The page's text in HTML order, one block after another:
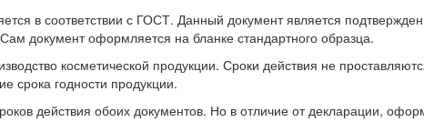
в соответствии с ГОСТ. Данный документ является
документ оформляется на бланке стандартного образца.
косметической продукции. Сроки действия не
срока годности продукции.
действия обоих документов. Но в отличие от декларации,